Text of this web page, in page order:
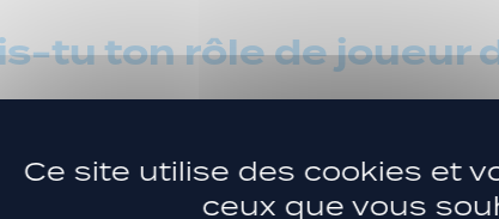
tu ton rôle de joueur
apprendre, je suis content de jouer
de prendre le plus de plaisir
Ce site utilise des cookies et
ceux que vous